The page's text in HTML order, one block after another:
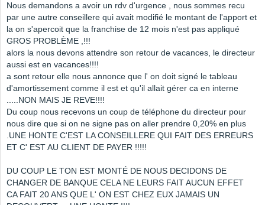
Nous demandons a avoir un rdv d'urgence , nous sommes recu
par une autre conseillere qui avait modifié le montant de l'apport et
la on s'apercoit que la franchise de 12 mois n'est pas appliqué
GROS PROBLÈME ,!!!
alors la nous devons attendre son retour de vacances, le directeur
aussi est en vacances!!!!
a sont retour elle nous annonce que l' on doit signé le tableau
d'amortissement comme il est et qu'il allait gérer ca en interne
.....NON MAIS JE REVE!!!!
Du coup nous recevons un coup de téléphone du directeur pour
nous dire que si on ne signe pas on aller prendre 0,20% en plus
.UNE HONTE C'EST LA CONSEILLERE QUI FAIT DES ERREURS
ET C' EST AU CLIENT DE PAYER !!!!!
DU COUP LE TON EST MONTÉ DE NOUS DECIDONS DE
CHANGER DE BANQUE CELA NE LEURS FAIT AUCUN EFFET
CA FAIT 20 ANS QUE L' ON EST CHEZ EUX JAMAIS UN